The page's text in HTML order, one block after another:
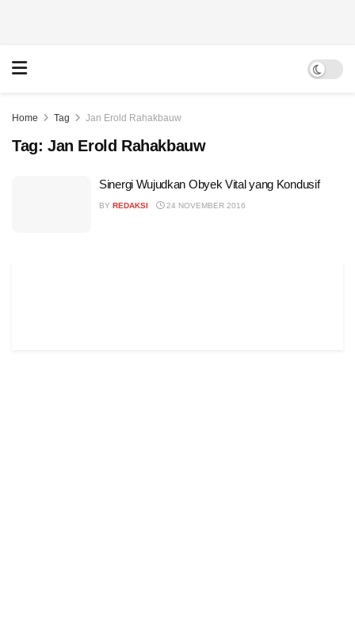
Home Tag Jan Erold Rahakbauw
Tag: Jan Erold Rahakbauw
Sinergi Wujudkan Obyek Vital yang Kondusif
BY REDAKSI 24 NOVEMBER 2016